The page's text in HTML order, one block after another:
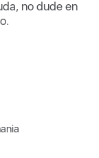
no dude en